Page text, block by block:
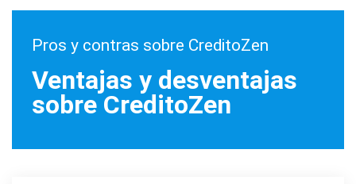
Pros y contras sobre CreditoZen
Ventajas y desventajas
sobre CreditoZen